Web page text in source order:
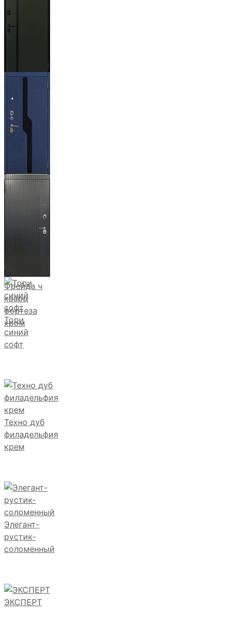
Бистури
Фрейда ч
кварц
фортеза
хром
Тори
синий
софт
Техно дуб
филадельфия
крем
Элегант-
рустик-
соломенный
ЭКСПЕРТ